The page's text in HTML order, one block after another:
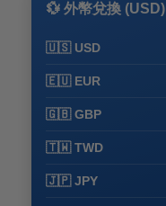
💱 外幣兌換 (USD)
🇺🇸 USD
🇪🇺 EUR
🇬🇧 GBP
🇹🇼 TWD
🇯🇵 JPY